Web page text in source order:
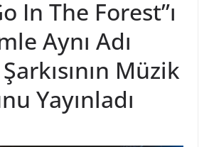
In The Forest”ı
Aynı Adı
Müzik
Yayınladı